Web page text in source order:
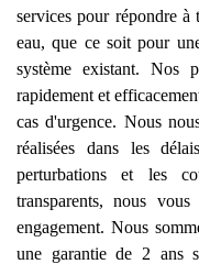
services pour répondre à
eau, que ce soit pour
système existant. Nos
rapidement et
cas d'urgence. Nous
réalisées dans les
perturbations et les
transparents, nous
engagement. Nous
une garantie de 2 ans